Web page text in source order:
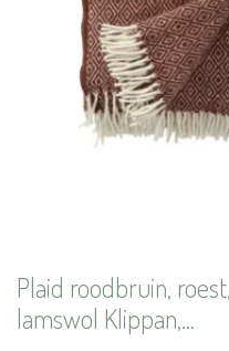
Plaid roodbruin, roest,
lamswol Klippan,...